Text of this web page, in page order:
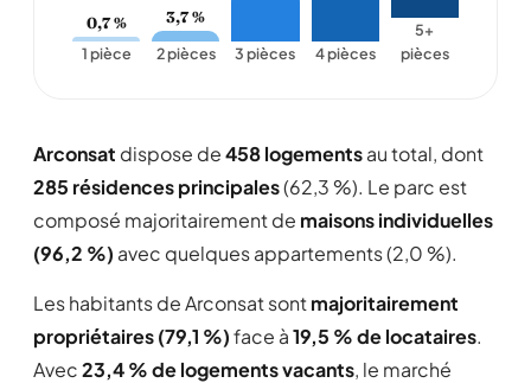
0,7 %
1 pièce
3,7 %
2 pièces
3 pièces 4 pièces
5+
pièces
Arconsat dispose de458 logementsau total, dont
285 résidences principales(62,3 %). Le parc est
composé majoritairement de maisons individuelles
(96,2 %) avec quelques appartements (2,0 %).
Les habitants de Arconsat sontmajoritairement
propriétaires (79,1 %)face à19,5 % de locataires.
Avec23,4 % de logements vacants, le marché